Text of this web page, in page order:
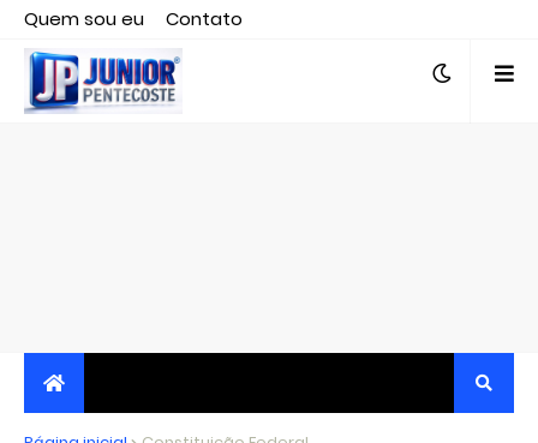
Quem sou eu
Contato
Editor responsável, jornalista Clovis Almeida.